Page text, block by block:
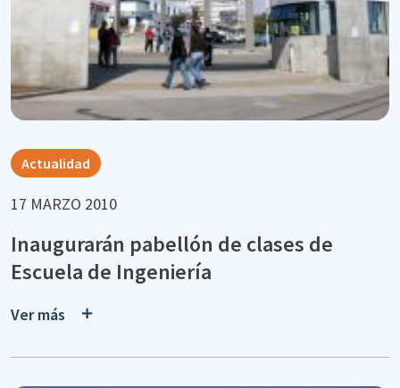
Actualidad
17 MARZO 2010
Inaugurarán pabellón de clases de
Escuela de Ingeniería
Ver más